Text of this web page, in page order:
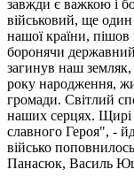
завжди є важкою і
військовий, ще
нашої країни,
боронячи державний
загинув наш
року народження,
громади. Світлий
наших серцях. Щирі
славного Героя", -
військо
Панасюк, Василь